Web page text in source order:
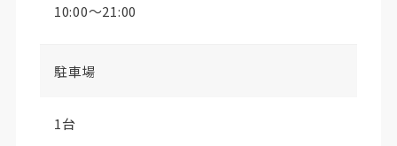
10:00〜21:00
駐車場
1台